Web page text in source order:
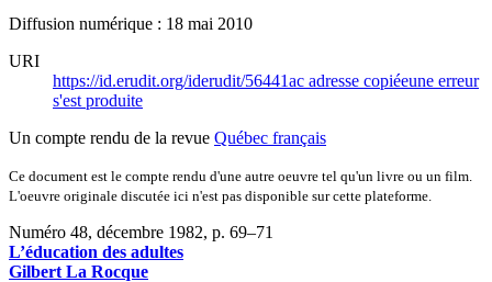
Diffusion numérique : 18 mai 2010
URI
https://id.erudit.org/iderudit/56441ac adresse copiéeune erreur
s'est produite
Un compte rendu de la revue Québec français
Ce document est le compte rendu d'une autre oeuvre tel qu'un livre ou un film.
L'oeuvre originale discutée ici n'est pas disponible sur cette plateforme.
Numéro 48, décembre 1982, p. 69–71
L’éducation des adultes
Gilbert La Rocque